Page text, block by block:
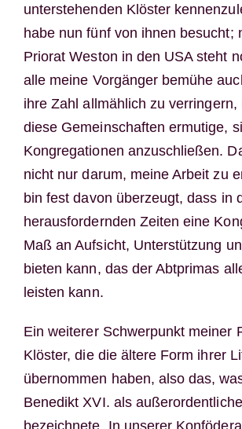
unterstehenden Klöster
habe nun fünf von ihnen besucht;
Priorat Weston in den USA steht
alle meine Vorgänger bemühe
ihre Zahl allmählich zu verringern,
diese Gemeinschaften ermutige,
Kongregationen anzuschließen.
nicht nur darum, meine Arbeit zu
bin fest davon überzeugt, dass in
herausfordernden Zeiten eine
Maß an Aufsicht, Unterstützung
bieten kann, das der Abtprimas
leisten kann.
Ein weiterer Schwerpunkt meiner
Klöster, die die ältere Form ihrer
übernommen haben, also das,
Benedikt XVI. als
bezeichnete. In unserer